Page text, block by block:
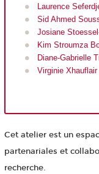
Laurence
Sid Ahmed
Josiane
Kim Stroumza
Diane-Gabrielle
Virginie Xhauflair
Cet atelier est un
partenariales et
recherche.